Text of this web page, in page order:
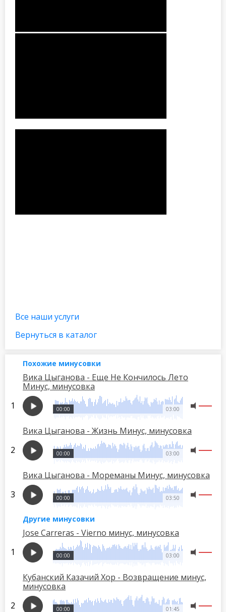
Все наши услуги
Вернуться в каталог
Похожие минусовки
Вика Цыганова - Еще Не Кончилось Лето
Минус, минусовка
03:00
00:00
Вика Цыганова - Жизнь Минус, минусовка
03:00
00:00
Вика Цыганова - Мореманы Минус, минусовка
03:50
00:00
Другие минусовки
Jose Carreras - Vierno минус, минусовка
03:00
00:00
Кубанский Казачий Хор - Возвращение минус,
минусовка
01:45
00:00